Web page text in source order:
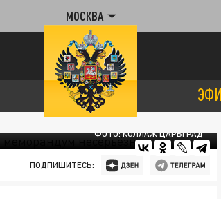
МОСКВА
ФОТО: КОЛЛАЖ ЦАРЬГРАД
ПОДПИШИТЕСЬ: